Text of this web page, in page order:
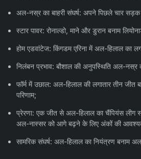
अल-नस्र का बाहरी संघर्ष: अपने पिछले चार
स्टार पावर: रोनाल्डो, माने और डुरान बनाम
होम एडवांटेज: किंगडम एरिना में अल-हिलाल का
निलंबन प्रभाव: बौशाल की अनुपस्थिति अल-
फॉर्म में उछाल: अल-हिलाल की लगातार तीन
परिणाम;
प्रेरणा: एक जीत से अल-हिलाल का चैंपियंस लीग
अल-नास्सर को आगे बढ़ने के लिए अंकों की
सामरिक संघर्ष: अल-हिलाल का नियंत्रण बनाम